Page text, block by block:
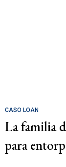
CASO LOAN
La familia
para